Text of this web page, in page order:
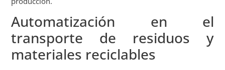
Automatización en el
transporte de residuos y
materiales reciclables